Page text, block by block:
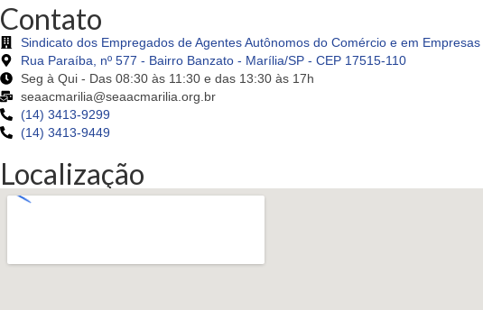
Contato
Sindicato dos Empregados de Agentes Autônomos do Comércio e em
Rua Paraíba, nº 577 - Bairro Banzato - Marília/SP - CEP 17515-110
Seg à Qui - Das 08:30 às 11:30 e das 13:30 às 17h
seaacmarilia@seaacmarilia.org.br
(14) 3413-9299
(14) 3413-9449
Localização